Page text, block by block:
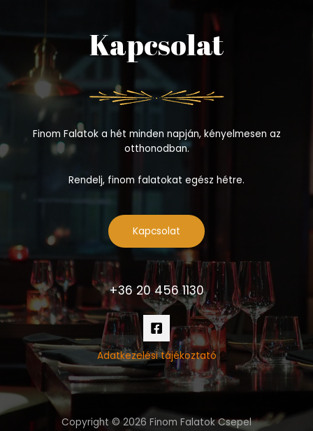
Kapcsolat
Finom Falatok a hét minden napján, kényelmesen az
otthonodban.
Rendelj, finom falatokat egész hétre.
Kapcsolat
+36 20 456 1130
Adatkezelési tájékoztató
Copyright © 2026 Finom Falatok Csepel